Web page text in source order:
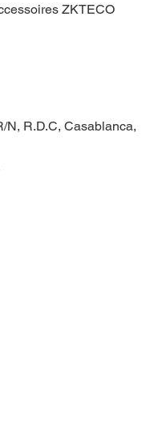
ZKTECO
N, R.D.C, Casablanca,